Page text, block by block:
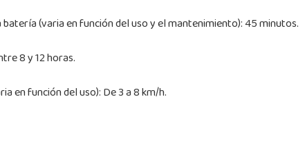
(varia en función del uso y el mantenimiento): 45 minutos.
8 y 12 horas.
en función del uso): De 3 a 8 km/h.